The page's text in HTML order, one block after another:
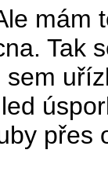
mám
Tak
přes